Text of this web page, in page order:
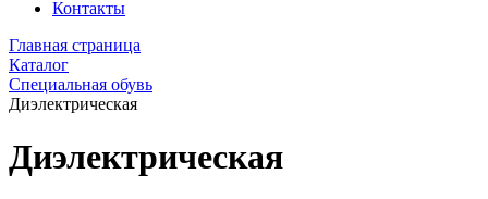
Контакты
Главная страница
Каталог
Специальная обувь
Диэлектрическая
Диэлектрическая